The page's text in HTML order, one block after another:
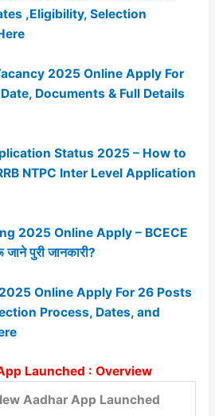
,Eligibility, Selection
2025 Online Apply For
Documents & Full Details
Status 2025 – How to
NTPC Inter Level Application
2025 Online Apply – BCECE
पुरी जानकारी?
Online Apply For 26 Posts
Process, Dates, and
Launched : Overview
Aadhar App Launched